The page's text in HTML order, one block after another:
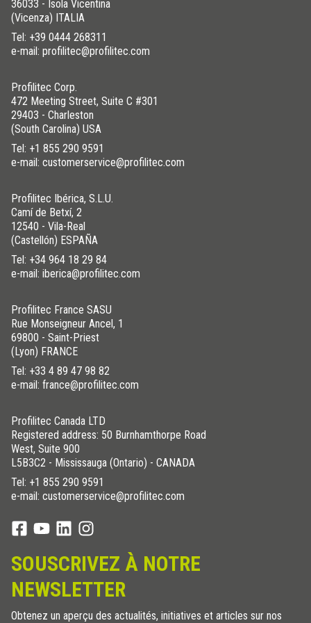
ACIER INOX 304/ POLI
8
10
12,5
36033 - Isola Vicentina
(Vicenza) ITALIA
Tel: +39 0444 268311
e-mail: profilitec@profilitec.com
Profilitec Corp.
472 Meeting Street, Suite C #301
29403 - Charleston
(South Carolina) USA
Tel: +1 855 290 9591
e-mail: customerservice@profilitec.com
Profilitec Ibérica, S.L.U.
Camí de Betxí, 2
12540 - Vila-Real
(Castellón) ESPAÑA
Tel: +34 964 18 29 84
e-mail: iberica@profilitec.com
Profilitec France SASU
Rue Monseigneur Ancel, 1
69800 - Saint-Priest
(Lyon) FRANCE
Tel: +33 4 89 47 98 82
e-mail: france@profilitec.com
Profilitec Canada LTD
Registered address: 50 Burnhamthorpe Road
West, Suite 900
L5B3C2 - Mississauga (Ontario) - CANADA
Tel: +1 855 290 9591
e-mail: customerservice@profilitec.com
SOUSCRIVEZ À NOTRE
NEWSLETTER
Obtenez un aperçu des actualités, initiatives et articles sur nos